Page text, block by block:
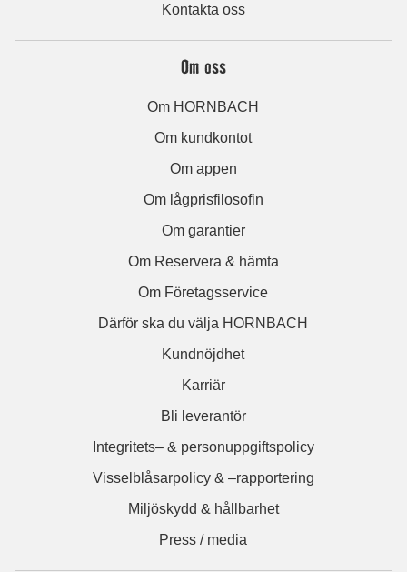
Kontakta oss
Om oss
Om HORNBACH
Om kundkontot
Om appen
Om lågprisfilosofin
Om garantier
Om Reservera & hämta
Om Företagsservice
Därför ska du välja HORNBACH
Kundnöjdhet
Karriär
Bli leverantör
Integritets– & personuppgiftspolicy
Visselblåsarpolicy & –rapportering
Miljöskydd & hållbarhet
Press / media